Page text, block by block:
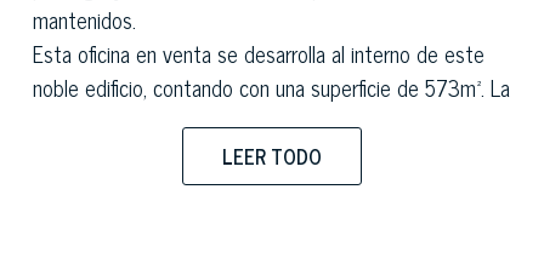
mantenidos.
Estaoficina en ventase desarrolla al interno de este
noble edificio, contando con una superficie de 573m². La
propiedad se abre con la luminosa y encantadora
galería, con sus numerosas aperturas al hermoso jardín
al estilo Italiano que rodea al inmueble. Desde la galería
LEER TODO